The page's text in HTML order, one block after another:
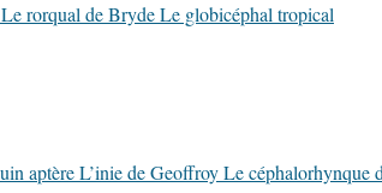
Le rorqual de BrydeLe globicéphal tropical
aptèreL’inie de GeoffroyLe céphalorhynque